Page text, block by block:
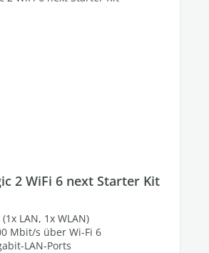
2 WiFi 6 next Starter Kit
LAN, 1x WLAN)
Mbit/s über Wi-Fi 6
LAN-Ports